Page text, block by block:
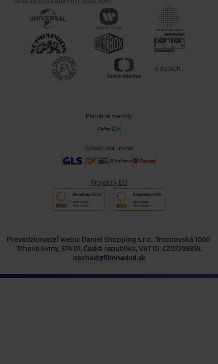
a ďalších...
Platobné metódy
Spôsob doručenia
Projekty EÚ
Prevádzkovateľ webu: Daniel Shopping s.r.o., Trocnovská 1060,
Trhové Sviny, 374 01, Česká republika, VAT ID: CZ07298854,
obchod@filmnadvd.sk